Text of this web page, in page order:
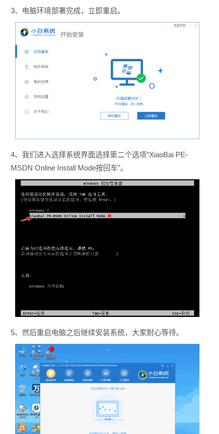
3、电脑环境部署完成，立即重启。
4、我们进入选择系统界面选择第二个选项“XiaoBai PE-
MSDN Online Install Mode按回车”。
5、然后重启电脑之后继续安装系统，大家耐心等待。